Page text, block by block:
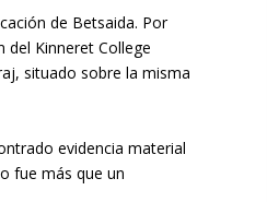
de Betsaida. Por
del Kinneret College
situado sobre la misma
evidencia material
fue más que un